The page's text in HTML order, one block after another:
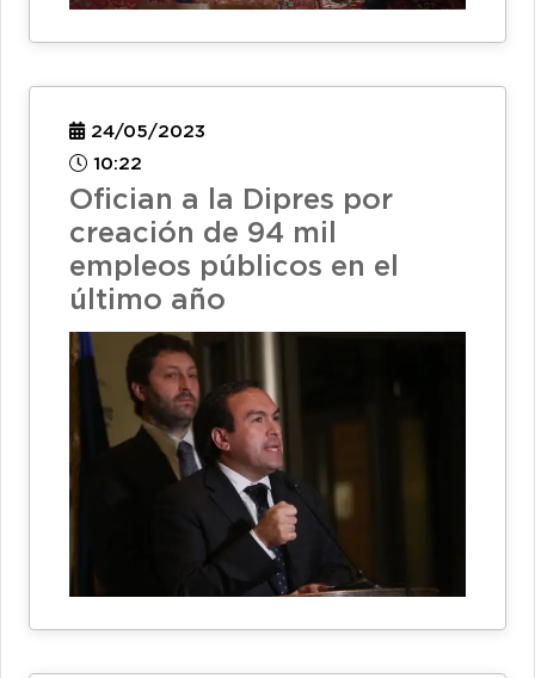
24/05/2023
10:22
Ofician a la Dipres por
creación de 94 mil
empleos públicos en el
último año